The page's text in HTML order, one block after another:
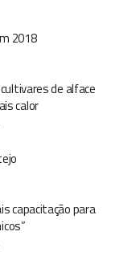
2018
de alface
calor
capacitação para